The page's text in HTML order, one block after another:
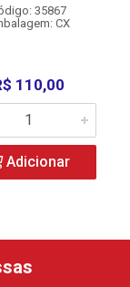
35867
CX
110,00
Adicionar